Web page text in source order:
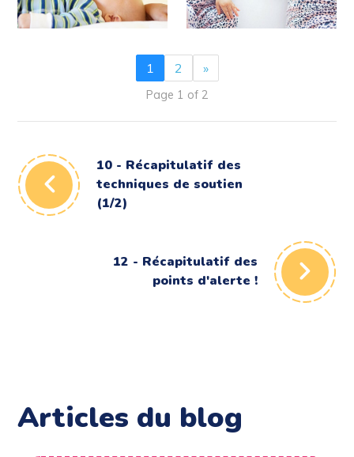
Langage et enfant Langage et enfant
1 2 »
Page 1 of 2
10 - Récapitulatif des
techniques de soutien
(1/2)
12 - Récapitulatif des
points d'alerte !
Articles du blog